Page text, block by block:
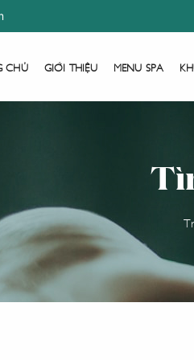
CHỦ GIỚI THIỆU MENU SPA